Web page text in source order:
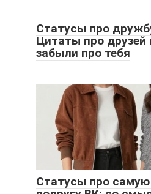
Статусы про
Цитаты про друзей
забыли про тебя
Статусы про